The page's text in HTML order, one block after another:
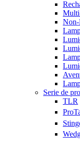
Non-
Serie de
TLR